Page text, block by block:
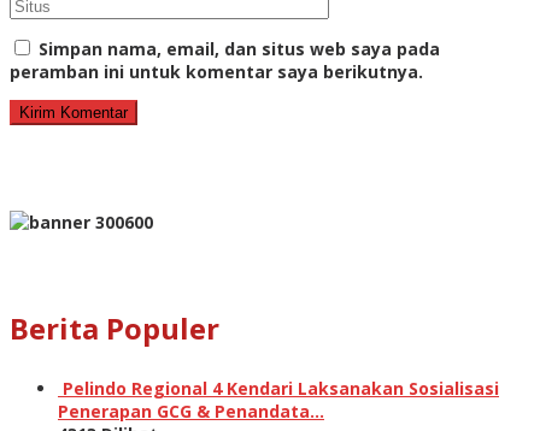
Simpan nama, email, dan situs web saya pada
peramban ini untuk komentar saya berikutnya.
Berita Populer
Pelindo Regional 4 Kendari Laksanakan Sosialisasi
Penerapan GCG & Penandata…